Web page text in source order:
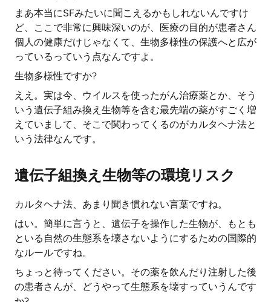
まあ本当にSFみたいに聞こえるかもしれないんですけ
ど、ここで非常に興味深いのが、医療の目的が患者さん
個人の健康だけじゃなくて、生物多様性の保護へと広が
っているっていう点なんですよ。
生物多様性ですか?
ええ。実は今、ウイルスを使ったがん治療薬とか、そう
いう遺伝子組み換え生物等を含む最先端の薬がすごく増
えていまして、そこで関わってくるのがカルタヘナ法と
いう法律なんです。
遺伝子組換え生物等の環境リスク
カルタヘナ法、あまり聞き慣れない言葉ですね。
はい。簡単に言うと、遺伝子を操作した生物が、もとも
といる自然の生態系を壊さないようにするための国際的
なルールですね。
ちょっと待ってください。その薬を飲んだり注射した後
の患者さんが、どうやって生態系を壊すっていうんです